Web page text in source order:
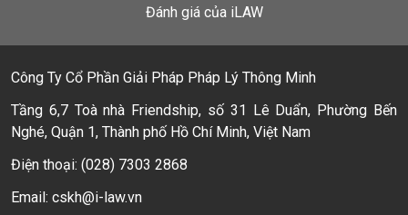
Đánh giá của iLAW
Công Ty Cổ Phần Giải Pháp Pháp Lý Thông Minh
Tầng 6,7 Toà nhà Friendship, số 31 Lê Duẩn, Phường Bến
Nghé, Quận 1, Thành phố Hồ Chí Minh, Việt Nam
Điện thoại: (028) 7303 2868
Email: cskh@i-law.vn